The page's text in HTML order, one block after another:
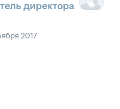
директора
2017